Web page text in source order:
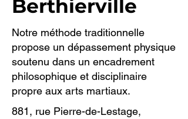
Berthierville
Notre méthode traditionnelle
propose un dépassement physique
soutenu dans un encadrement
philosophique et disciplinaire
propre aux arts martiaux.
881, rue Pierre-de-Lestage,